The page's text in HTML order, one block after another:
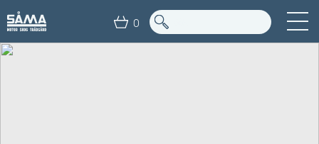
0